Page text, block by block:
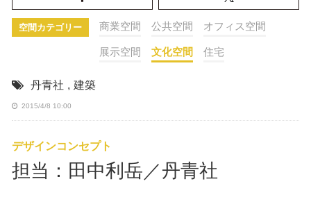
空間カテゴリー 商業空間 公共空間 オフィス空間
展示空間 文化空間 住宅
丹青社 , 建築
2015/4/8 10:00
デザインコンセプト
担当：田中利岳／丹青社